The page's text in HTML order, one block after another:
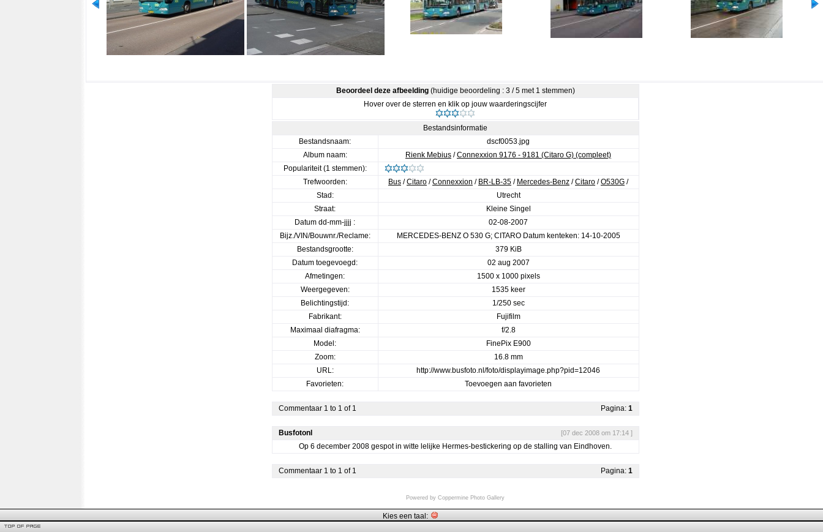
Beoordeel deze afbeelding(huidige beoordeling : 3 / 5 met 1 stemmen)
Hover over de sterren en klik op jouw waarderingscijfer
Bestandsinformatie
Bestandsnaam:
dscf0053.jpg
Album naam:
Rienk Mebius /Connexxion 9176 - 9181 (Citaro G) (compleet)
Populariteit (1 stemmen):
Trefwoorden:
Bus /Citaro /Connexxion / BR-LB-35 / Mercedes-Benz /Citaro /O530G /
Stad:
Utrecht
Straat:
Kleine Singel
Datum dd-mm-jjjj :
02-08-2007
Bijz./VIN/Bouwnr./Reclame:
MERCEDES-BENZ O 530 G; CITARO Datum kenteken: 14-10-2005
Bestandsgrootte:
379 KiB
Datum toegevoegd:
02 aug 2007
Afmetingen:
1500 x 1000 pixels
Weergegeven:
1535 keer
Belichtingstijd:
1/250 sec
Fabrikant:
Fujifilm
Maximaal diafragma:
f/2.8
Model:
FinePix E900
Zoom:
16.8 mm
URL:
http://www.busfoto.nl/foto/displayimage.php?pid=12046
Favorieten:
Toevoegen aan favorieten
Commentaar 1 to 1 of 1 Pagina: 1
Busfotonl [07 dec 2008 om 17:14 ]
Op 6 december 2008 gespot in witte lelijke Hermes-bestickering op de stalling van Eindhoven.
Commentaar 1 to 1 of 1 Pagina: 1
Powered by Coppermine Photo Gallery
Kies een taal: